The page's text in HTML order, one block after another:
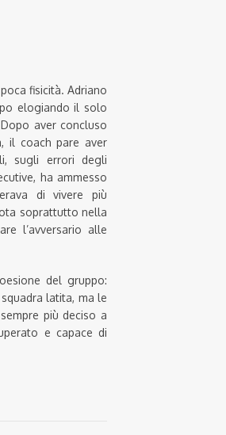
fisicità. Adriano
elogiando il solo
aver concluso
il coach pare aver
sugli errori degli
ha ammesso
di vivere più
soprattutto nella
l’avversario alle
del gruppo:
latita, ma le
più deciso a
e capace di